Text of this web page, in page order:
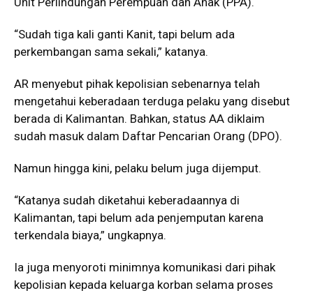
“Sudah tiga kali ganti Kanit, tapi belum ada
perkembangan sama sekali,” katanya.
AR menyebut pihak kepolisian sebenarnya telah
mengetahui keberadaan terduga pelaku yang disebut
berada di Kalimantan. Bahkan, status AA diklaim
sudah masuk dalam Daftar Pencarian Orang (DPO).
Namun hingga kini, pelaku belum juga dijemput.
“Katanya sudah diketahui keberadaannya di
Kalimantan, tapi belum ada penjemputan karena
terkendala biaya,” ungkapnya.
Ia juga menyoroti minimnya komunikasi dari pihak
kepolisian kepada keluarga korban selama proses